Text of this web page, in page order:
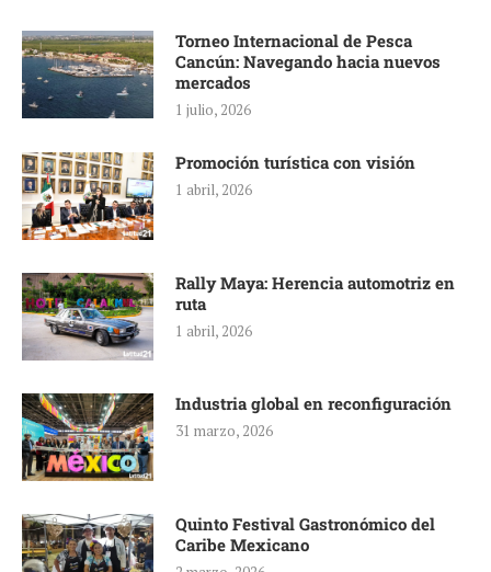
Torneo Internacional de Pesca
Cancún: Navegando hacia nuevos
mercados
1 julio, 2026
Promoción turística con visión
1 abril, 2026
Rally Maya: Herencia automotriz en
ruta
1 abril, 2026
Industria global en reconfiguración
31 marzo, 2026
Quinto Festival Gastronómico del
Caribe Mexicano